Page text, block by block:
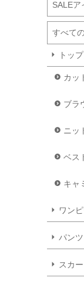
SALEア
すべて
トッ
カッ
ブラ
ニッ
ベス
キャ
ワン
パンツ
スカー